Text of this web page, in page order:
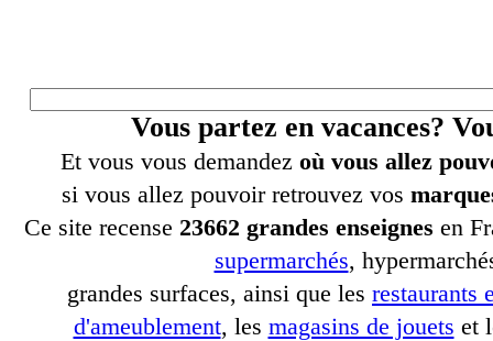
Vous partez en vacances?
Et vous vous demandez où vous allez
si vous allez pouvoir retrouvez vos
Ce site recense 23662 grandes enseignes en
supermarchés,
grandes surfaces, ainsi que les restaurants
d'ameublement, les magasins de jouets et